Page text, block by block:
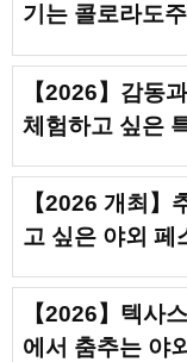
기는 콜로라도
【2026】감동
체험하고 싶은
【2026 개최】
고 싶은 야외 페
【2026】텍사
에서 춤추는 야